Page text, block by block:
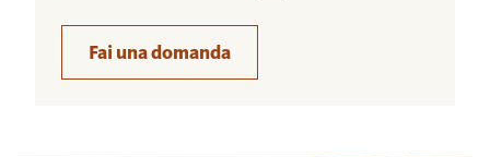
Fai una domanda